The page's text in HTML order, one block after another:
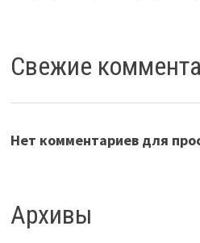
Свежие
Нет комментариев для
Архивы